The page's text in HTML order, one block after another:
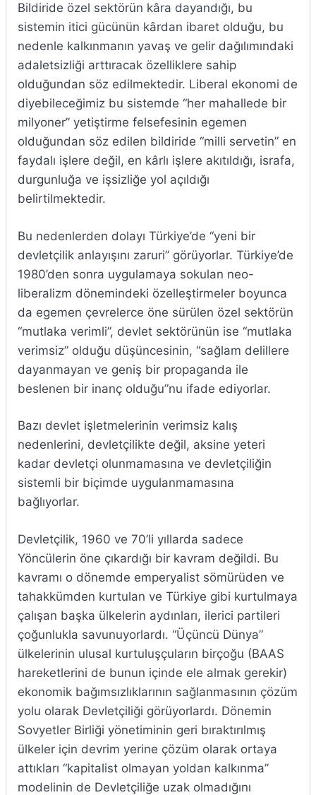
Bildiride özel sektörün kâra dayandığı, bu
sistemin itici gücünün kârdan ibaret olduğu, bu
nedenle kalkınmanın yavaş ve gelir dağılımındaki
adaletsizliği arttıracak özelliklere sahip
olduğundan söz edilmektedir. Liberal ekonomi de
diyebileceğimiz bu sistemde “her mahallede bir
milyoner” yetiştirme felsefesinin egemen
olduğundan söz edilen bildiride “milli servetin” en
faydalı işlere değil, en kârlı işlere akıtıldığı, israfa,
durgunluğa ve işsizliğe yol açıldığı
belirtilmektedir.
Bu nedenlerden dolayı Türkiye’de “yeni bir
devletçilik anlayışını zaruri” görüyorlar. Türkiye’de
1980’den sonra uygulamaya sokulan neo-
liberalizm dönemindeki özelleştirmeler boyunca
da egemen çevrelerce öne sürülen özel sektörün
“mutlaka verimli”, devlet sektörünün ise “mutlaka
verimsiz” olduğu düşüncesinin, “sağlam delillere
dayanmayan ve geniş bir propaganda ile
beslenen bir inanç olduğu”nu ifade ediyorlar.
Bazı devlet işletmelerinin verimsiz kalış
nedenlerini, devletçilikte değil, aksine yeteri
kadar devletçi olunmamasına ve devletçiliğin
sistemli bir biçimde uygulanmamasına
bağlıyorlar.
Devletçilik, 1960 ve 70’li yıllarda sadece
Yöncülerin öne çıkardığı bir kavram değildi. Bu
kavramı o dönemde emperyalist sömürüden ve
tahakkümden kurtulan ve Türkiye gibi kurtulmaya
çalışan başka ülkelerin aydınları, ilerici partileri
çoğunlukla savunuyorlardı. “Üçüncü Dünya”
ülkelerinin ulusal kurtuluşçuların birçoğu (BAAS
hareketlerini de bunun içinde ele almak gerekir)
ekonomik bağımsızlıklarının sağlanmasının çözüm
yolu olarak Devletçiliği görüyorlardı. Dönemin
Sovyetler Birliği yönetiminin geri bıraktırılmış
ülkeler için devrim yerine çözüm olarak ortaya
attıkları “kapitalist olmayan yoldan kalkınma”
modelinin de Devletçiliğe uzak olmadığını